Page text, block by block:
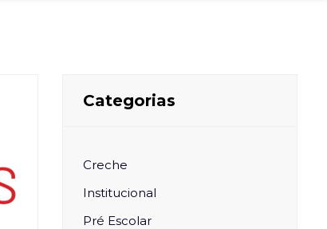
Categorias
Creche
Institucional
Pré Escolar